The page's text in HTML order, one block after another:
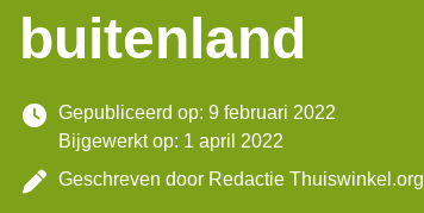
buitenland
Gepubliceerd op: 9 februari 2022
Bijgewerkt op: 1 april 2022
Geschreven door Redactie Thuiswinkel.org